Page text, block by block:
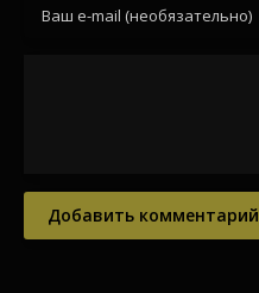
Добавить комментарий